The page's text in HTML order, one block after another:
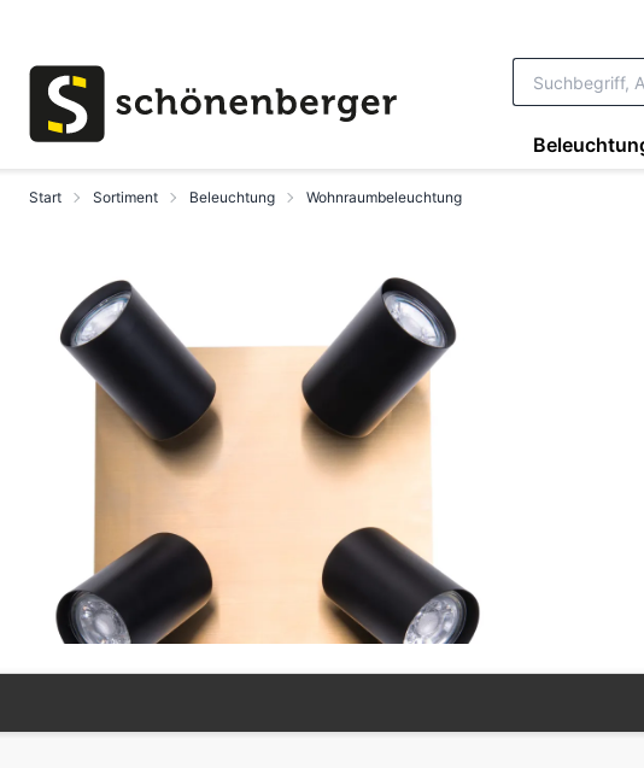
Start Sortiment Beleuchtung Wohnraumbeleuchtung